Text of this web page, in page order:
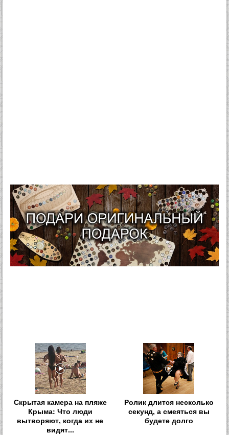
Скрытая камера на пляже
Крыма: Что люди
вытворяют, когда их не
видят...
Ролик длится несколько
секунд, а смеяться вы
будете долго